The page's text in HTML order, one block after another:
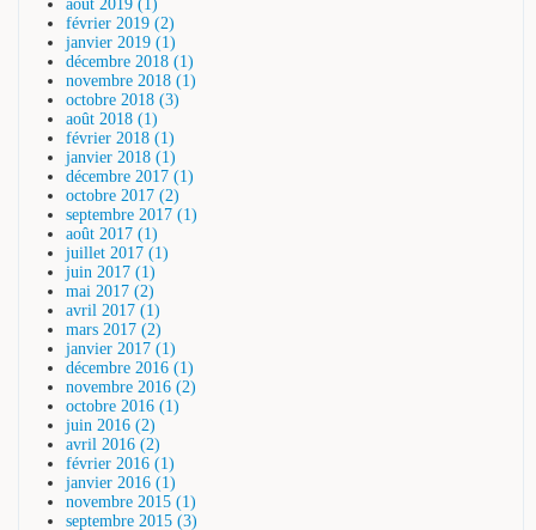
août 2019 (1)
février 2019 (2)
janvier 2019 (1)
décembre 2018 (1)
novembre 2018 (1)
octobre 2018 (3)
août 2018 (1)
février 2018 (1)
janvier 2018 (1)
décembre 2017 (1)
octobre 2017 (2)
septembre 2017 (1)
août 2017 (1)
juillet 2017 (1)
juin 2017 (1)
mai 2017 (2)
avril 2017 (1)
mars 2017 (2)
janvier 2017 (1)
décembre 2016 (1)
novembre 2016 (2)
octobre 2016 (1)
juin 2016 (2)
avril 2016 (2)
février 2016 (1)
janvier 2016 (1)
novembre 2015 (1)
septembre 2015 (3)